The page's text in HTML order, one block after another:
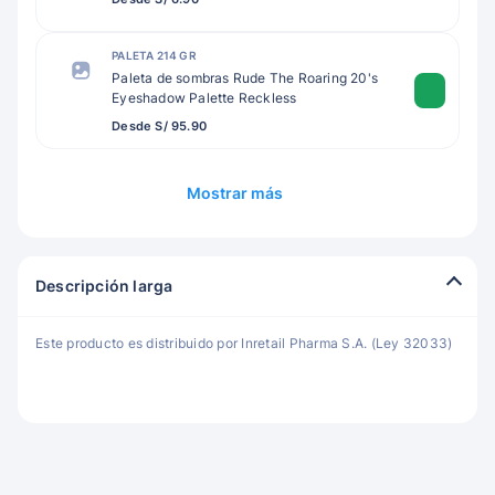
PALETA 214 GR
Paleta de sombras Rude The Roaring 20's
Eyeshadow Palette Reckless
Desde S/ 95.90
Mostrar más
Descripción larga
Este producto es distribuido por Inretail Pharma S.A. (Ley 32033)